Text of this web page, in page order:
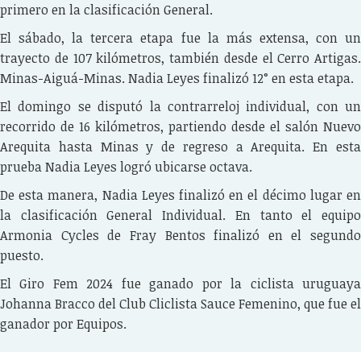
primero en la clasificación General.
El sábado, la tercera etapa fue la más extensa, con un
trayecto de 107 kilómetros, también desde el Cerro Artigas.
Minas-Aiguá-Minas. Nadia Leyes finalizó 12° en esta etapa.
El domingo se disputó la contrarreloj individual, con un
recorrido de 16 kilómetros, partiendo desde el salón Nuevo
Arequita hasta Minas y de regreso a Arequita. En esta
prueba Nadia Leyes logró ubicarse octava.
De esta manera, Nadia Leyes finalizó en el décimo lugar en
la clasificación General Individual. En tanto el equipo
Armonia Cycles de Fray Bentos finalizó en el segundo
puesto.
El Giro Fem 2024 fue ganado por la ciclista uruguaya
Johanna Bracco del Club Cliclista Sauce Femenino, que fue el
ganador por Equipos.